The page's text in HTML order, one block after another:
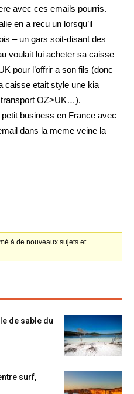
avec ces emails pourris.
en a recu un lorsqu’il
– un gars soit-disant des
voulait lui acheter sa caisse
pour l’offrir a son fils (donc
caisse etait style une kia
OZ>UK…).
business en France avec
dans la meme veine la
à de nouveaux sujets et
de sable du
surf,